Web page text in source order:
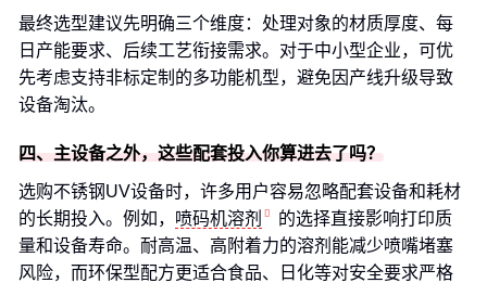
最终选型建议先明确三个维度：处理对象的材质厚度、每
日产能要求、后续工艺衔接需求。对于中小型企业，可优
先考虑支持非标定制的多功能机型，避免因产线升级导致
设备淘汰。
四、主设备之外，这些配套投入你算进去了吗？
选购不锈钢UV设备时，许多用户容易忽略配套设备和耗材
的长期投入。例如， 喷码机溶剂
的选择直接影响打印质
量和设备寿命。耐高温、高附着力的溶剂能减少喷嘴堵塞
风险，而环保型配方更适合食品、日化等对安全要求严格